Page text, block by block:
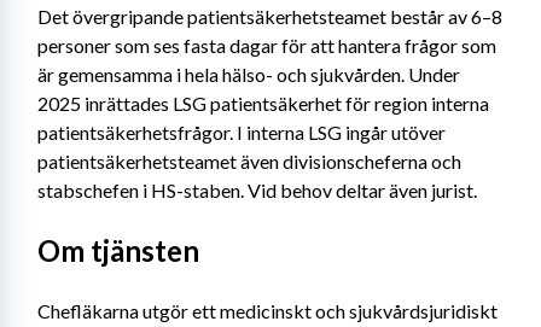
Det övergripande patientsäkerhetsteamet består av 6–8
personer som ses fasta dagar för att hantera frågor som
är gemensamma i hela hälso- och sjukvården. Under
2025 inrättades LSG patientsäkerhet för region interna
patientsäkerhetsfrågor. I interna LSG ingår utöver
patientsäkerhetsteamet även divisionscheferna och
stabschefen i HS-staben. Vid behov deltar även jurist.
Om tjänsten
Chefläkarna utgör ett medicinskt och sjukvårdsjuridiskt